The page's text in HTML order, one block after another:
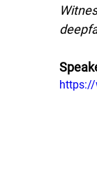
https://